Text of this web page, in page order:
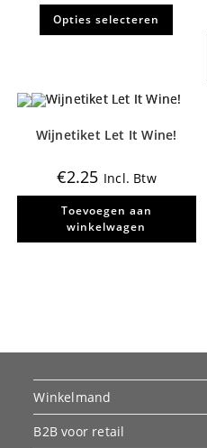
Opties selecteren
Dit
heeft
kan
op
Wijnetiket Let It Wine!
€2.25 Incl. Btw
Toevoegen aan
winkelwagen
Winkelmand
B2B voor retail